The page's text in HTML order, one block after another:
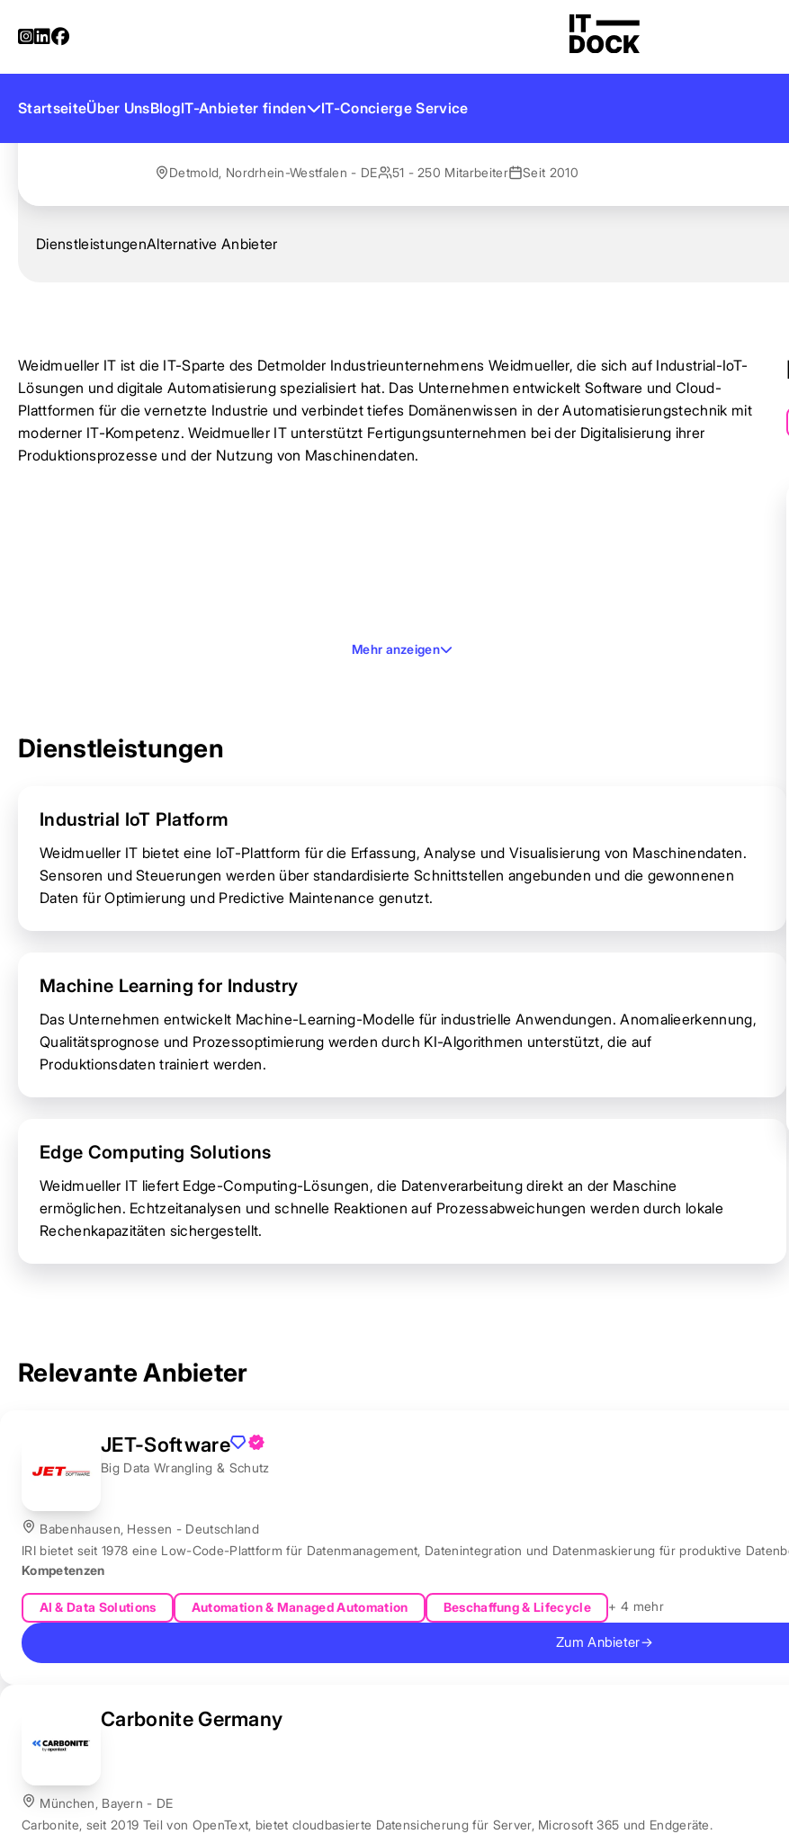
StartseiteÜber UnsBlogIT-Anbieter finden IT-Concierge Service
Startseite
Weidmueller IT
Detmold, Nordrhein-Westfalen - DE 51 - 250 Mitarbeiter Seit 2010
DienstleistungenAlternative Anbieter
Weidmueller IT ist die IT-Sparte des Detmolder Industrieunternehmens Weidmueller, die sich auf Industrial-IoT-
Lösungen und digitale Automatisierung spezialisiert hat. Das Unternehmen entwickelt Software und Cloud-
Plattformen für die vernetzte Industrie und verbindet tiefes Domänenwissen in der Automatisierungstechnik mit
moderner IT-Kompetenz. Weidmueller IT unterstützt Fertigungsunternehmen bei der Digitalisierung ihrer
Produktionsprozesse und der Nutzung von Maschinendaten.
Mehr anzeigen
Dienstleistungen
Industrial IoT Platform
Weidmueller IT bietet eine IoT-Plattform für die Erfassung, Analyse und Visualisierung von Maschinendaten.
Sensoren und Steuerungen werden über standardisierte Schnittstellen angebunden und die gewonnenen
Daten für Optimierung und Predictive Maintenance genutzt.
Machine Learning for Industry
Das Unternehmen entwickelt Machine-Learning-Modelle für industrielle Anwendungen. Anomalieerkennung,
Qualitätsprognose und Prozessoptimierung werden durch KI-Algorithmen unterstützt, die auf
Produktionsdaten trainiert werden.
Edge Computing Solutions
Weidmueller IT liefert Edge-Computing-Lösungen, die Datenverarbeitung direkt an der Maschine
ermöglichen. Echtzeitanalysen und schnelle Reaktionen auf Prozessabweichungen werden durch lokale
Rechenkapazitäten sichergestellt.
Relevante Anbieter
JET-Software
Big Data Wrangling & Schutz
Babenhausen, Hessen - Deutschland
IRI bietet seit 1978 eine Low-Code-Plattform für Datenmanagement, Datenintegration und Datenmaskierung für produktive
Kompetenzen
AI & Data Solutions Automation & Managed Automation Beschaffung & Lifecycle + 4 mehr
Zum Anbieter→
Carbonite Germany
München, Bayern - DE
Carbonite, seit 2019 Teil von OpenText, bietet cloudbasierte Datensicherung für Server, Microsoft 365 und Endgeräte.